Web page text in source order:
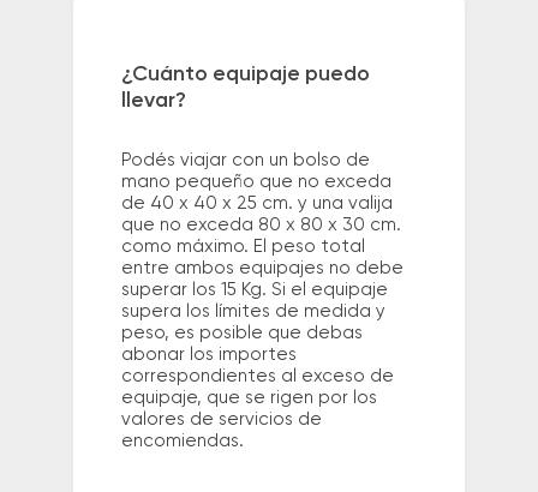
¿Cuánto equipaje puedo
llevar?
Podés viajar con un bolso de
mano pequeño que no exceda
de 40 x 40 x 25 cm. y una valija
que no exceda 80 x 80 x 30 cm.
como máximo. El peso total
entre ambos equipajes no debe
superar los 15 Kg. Si el equipaje
supera los límites de medida y
peso, es posible que debas
abonar los importes
correspondientes al exceso de
equipaje, que se rigen por los
valores de servicios de
encomiendas.